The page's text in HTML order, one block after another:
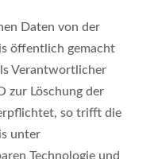
Daten von der
öffentlich gemacht
Verantwortlicher
zur Löschung der
so trifft die
unter
Technologie und